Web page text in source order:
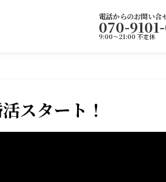
電話からのお問い合
070-
9:00～21:00 不定休
スタート！